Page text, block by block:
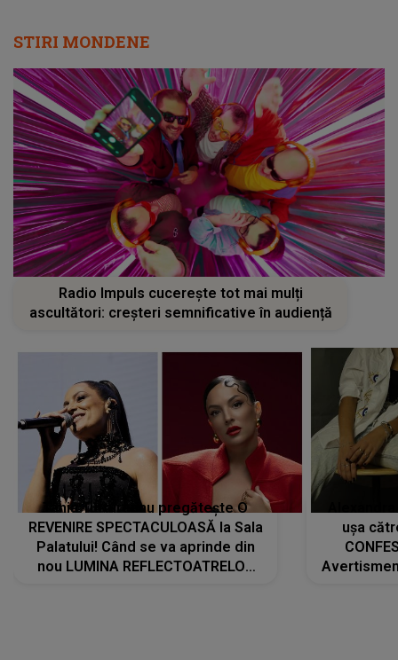
STIRI MONDENE
Radio Impuls cucerește tot mai mulți
ascultători: creșteri semnificative în audiență
Tania Turtureanu pregătește O
REVENIRE SPECTACULOASĂ la Sala
Palatului! Când se va aprinde din
nou LUMINA REFLECTOATRELOR
ușa